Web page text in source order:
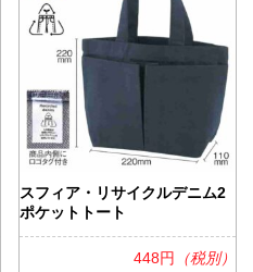
スフィア・リサイクルデニム2
ポケットトート
448円 （税別）